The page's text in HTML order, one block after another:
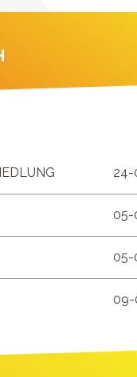
24-
05-
05-